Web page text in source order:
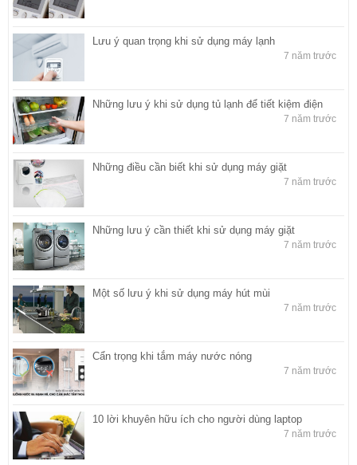
Lưu ý quan trọng khi sử dụng máy lạnh
7 năm trước
Những lưu ý khi sử dụng tủ lạnh để tiết kiệm điện
7 năm trước
Những điều cần biết khi sử dụng máy giặt
7 năm trước
Những lưu ý cần thiết khi sử dụng máy giặt
7 năm trước
Một số lưu ý khi sử dụng máy hút mùi
7 năm trước
Cẩn trọng khi tắm máy nước nóng
7 năm trước
10 lời khuyên hữu ích cho người dùng laptop
7 năm trước